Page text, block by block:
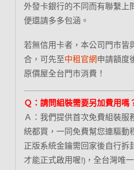
外發卡銀行的不同而有聯繫上
便還請多多包涵。
若無信用卡者，本公司門市皆
合，可先至中租官網申請額度
原價屋全台門市消費！
Ｑ：請問組裝需要另加費用嗎
Ａ：我們提供首次免費組裝服
統都買，一同免費幫您連驅動
正版系統金鑰需回家後自行拆
才能正式啟用喔!)，全台灣唯